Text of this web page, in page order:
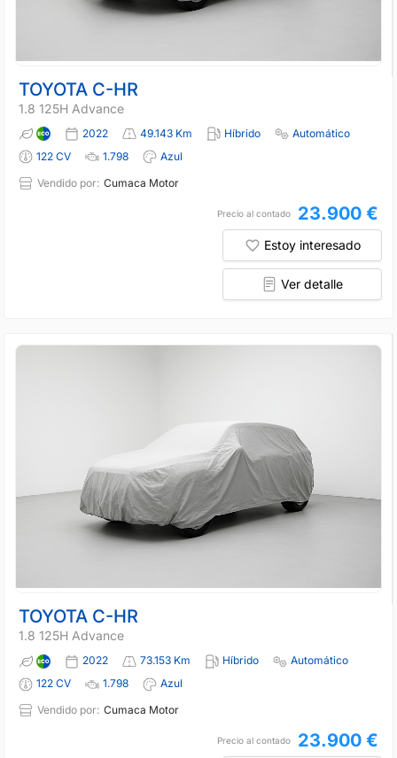
TOYOTA C-HR
1.8 125H Advance
2022 49.143 Km Híbrido
Automático
122 CV
1.798
Azul
Vendido por: Cumaca Motor
Precio al contado 23.900 €
Estoy interesado
Ver detalle
TOYOTA C-HR
1.8 125H Advance
2022 73.153 Km Híbrido
Automático
122 CV
1.798
Azul
Vendido por: Cumaca Motor
Precio al contado 23.900 €